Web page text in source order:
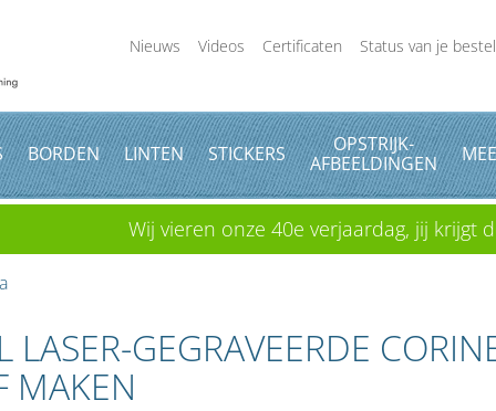
Nieuws Videos Certificaten Status van je
BORDEN LINTEN STICKERS OPSTRIJK-
AFBEELDINGEN
Wij vieren onze 40e verjaardag, jij krijgt
LASER-GEGRAVEERDE
MAKEN